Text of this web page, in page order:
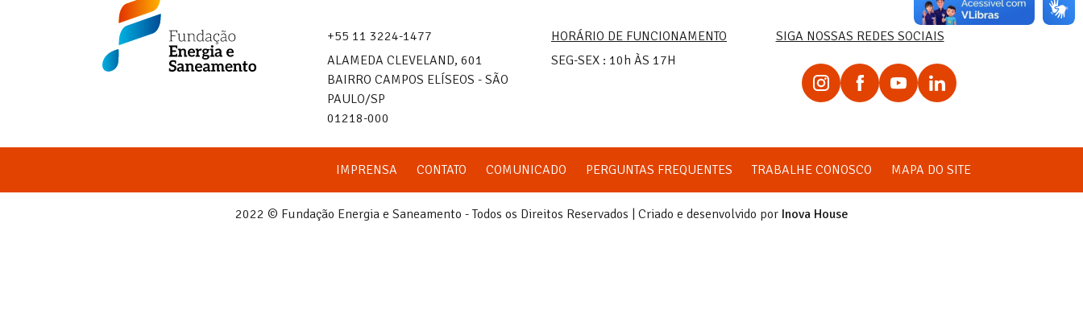
Fundação
Energia
e
+55 11 3224-1477
ALAMEDA CLEVELAND, 601
BAIRRO CAMPOS ELÍSEOS - SÃO
PAULO/SP
01218-000
HORÁRIO DE FUNCIONAMENTO
SEG-SEX : 10h ÀS 17H
SIGA NOSSAS REDES SOCIAIS
IMPRENSA CONTATO COMUNICADO PERGUNTAS FREQUENTES TRABALHE CONOSCO MAPA DO SITE
2022 © Fundação Energia e Saneamento - Todos os Direitos Reservados | Criado e desenvolvido por Inova House